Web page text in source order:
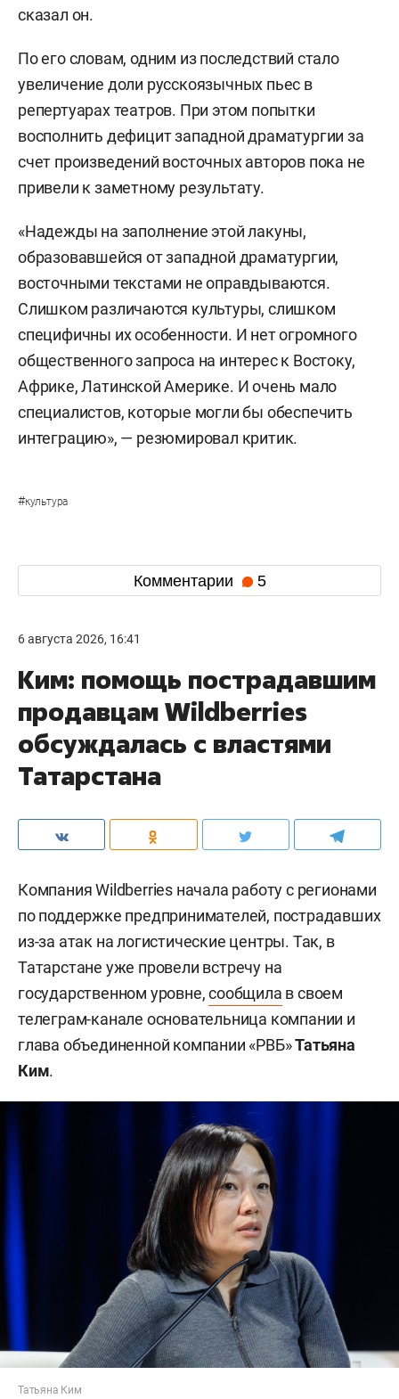
сказал он.
По его словам, одним из последствий стало
увеличение доли русскоязычных пьес в
репертуарах театров. При этом попытки
восполнить дефицит западной драматургии за
счет произведений восточных авторов пока не
привели к заметному результату.
«Надежды на заполнение этой лакуны,
образовавшейся от западной драматургии,
восточными текстами не оправдываются.
Слишком различаются культуры, слишком
специфичны их особенности. И нет огромного
общественного запроса на интерес к Востоку,
Африке, Латинской Америке. И очень мало
специалистов, которые могли бы обеспечить
интеграцию», — резюмировал критик.
#культура
Комментарии 5
6 августа 2026, 16:41
Ким: помощь пострадавшим
продавцам Wildberries
обсуждалась с властями
Татарстана
Компания Wildberries начала работу с регионами
по поддержке предпринимателей, пострадавших
из-за атак на логистические центры. Так, в
Татарстане уже провели встречу на
государственном уровне,сообщила в своем
телеграм-канале основательница компании и
глава объединенной компании «РВБ»Татьяна
Ким.
Татьяна Ким